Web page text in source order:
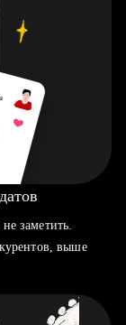
заметить.
выше